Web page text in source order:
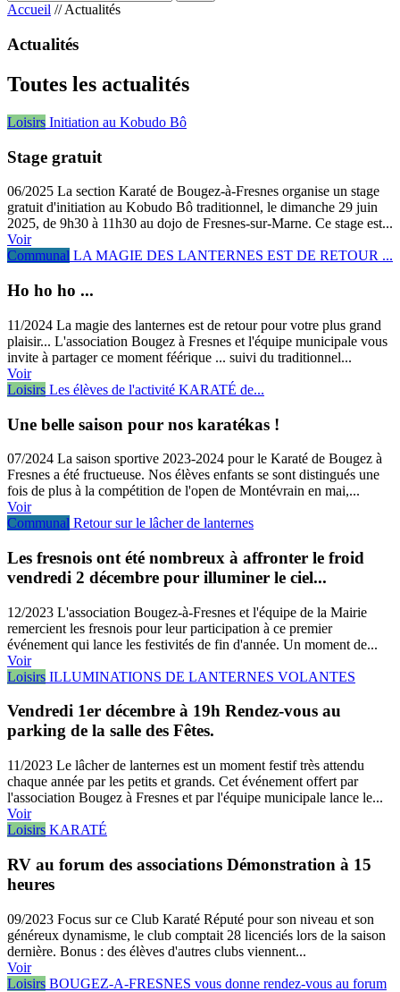
Accueil //Actualités
Actualités
Toutes les actualités
Loisirs Initiation au Kobudo Bô
Stage gratuit
06/2025 La section Karaté de Bougez-à-Fresnes organise un stage
gratuit d'initiation au Kobudo Bô traditionnel, le dimanche 29 juin
2025, de 9h30 à 11h30 au dojo de Fresnes-sur-Marne. Ce stage est...
Voir
Communal LA MAGIE DES LANTERNES EST DE RETOUR ...
Ho ho ho ...
11/2024 La magie des lanternes est de retour pour votre plus grand
plaisir... L'association Bougez à Fresnes et l'équipe municipale vous
invite à partager ce moment féérique ... suivi du traditionnel...
Voir
Loisirs Les élèves de l'activité KARATÉ de...
Une belle saison pour nos karatékas !
07/2024 La saison sportive 2023-2024 pour le Karaté de Bougez à
Fresnes a été fructueuse. Nos élèves enfants se sont distingués une
fois de plus à la compétition de l'open de Montévrain en mai,...
Voir
Communal Retour sur le lâcher de lanternes
Les fresnois ont été nombreux à affronter le froid
vendredi 2 décembre pour illuminer le ciel...
12/2023 L'association Bougez-à-Fresnes et l'équipe de la Mairie
remercient les fresnois pour leur participation à ce premier
événement qui lance les festivités de fin d'année. Un moment de...
Voir
Loisirs ILLUMINATIONS DE LANTERNES VOLANTES
Vendredi 1er décembre à 19h Rendez-vous au
parking de la salle des Fêtes.
11/2023 Le lâcher de lanternes est un moment festif très attendu
chaque année par les petits et grands. Cet événement offert par
l'association Bougez à Fresnes et par l'équipe municipale lance le...
Voir
Loisirs KARATÉ
RV au forum des associations Démonstration à 15
heures
09/2023 Focus sur ce Club Karaté Réputé pour son niveau et son
généreux dynamisme, le club comptait 28 licenciés lors de la saison
dernière. Bonus : des élèves d'autres clubs viennent...
Voir
Loisirs BOUGEZ-A-FRESNES vous donne rendez-vous au forum